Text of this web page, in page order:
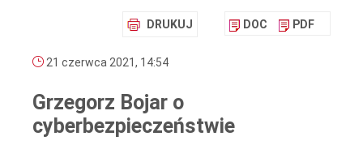
DRUKUJ DOC PDF
21 czerwca 2021, 14:54
Grzegorz Bojar o
cyberbezpieczeństwie